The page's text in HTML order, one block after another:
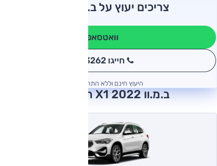
צריכים יעוץ על ב.מ.וו X1?
וואטסאפ
חייגו 3262
היעוץ חינם וללא התחייבות
ב.מ.וו X1 2022 חוות דעת